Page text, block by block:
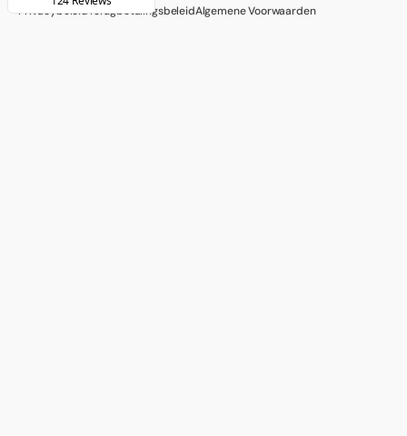
PrivacybeleidTerugbetalingsbeleidAlgemene Voorwaarden